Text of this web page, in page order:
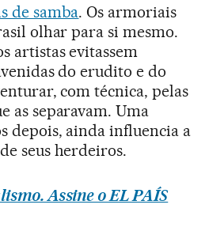
de samba. Os armoriais
olhar para si mesmo.
artistas evitassem
do erudito e do
com técnica, pelas
as separavam. Uma
depois, ainda influencia a
seus herdeiros.
Assine o EL PAÍS